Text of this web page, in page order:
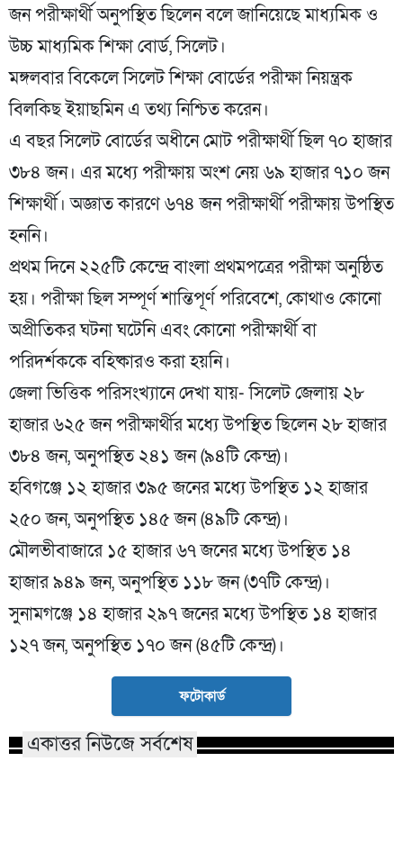
জন পরীক্ষার্থী অনুপস্থিত ছিলেন বলে জানিয়েছে মাধ্যমিক ও
উচ্চ মাধ্যমিক শিক্ষা বোর্ড, সিলেট।
মঙ্গলবার বিকেলে সিলেট শিক্ষা বোর্ডের পরীক্ষা নিয়ন্ত্রক
বিলকিছ ইয়াছমিন এ তথ্য নিশ্চিত করেন।
এ বছর সিলেট বোর্ডের অধীনে মোট পরীক্ষার্থী ছিল ৭০ হাজার
৩৮৪ জন। এর মধ্যে পরীক্ষায় অংশ নেয় ৬৯ হাজার ৭১০ জন
শিক্ষার্থী। অজ্ঞাত কারণে ৬৭৪ জন পরীক্ষার্থী পরীক্ষায় উপস্থিত
হননি।
প্রথম দিনে ২২৫টি কেন্দ্রে বাংলা প্রথমপত্রের পরীক্ষা অনুষ্ঠিত
হয়। পরীক্ষা ছিল সম্পূর্ণ শান্তিপূর্ণ পরিবেশে, কোথাও কোনো
অপ্রীতিকর ঘটনা ঘটেনি এবং কোনো পরীক্ষার্থী বা
পরিদর্শককে বহিষ্কারও করা হয়নি।
জেলা ভিত্তিক পরিসংখ্যানে দেখা যায়- সিলেট জেলায় ২৮
হাজার ৬২৫ জন পরীক্ষার্থীর মধ্যে উপস্থিত ছিলেন ২৮ হাজার
৩৮৪ জন, অনুপস্থিত ২৪১ জন (৯৪টি কেন্দ্র)।
হবিগঞ্জে ১২ হাজার ৩৯৫ জনের মধ্যে উপস্থিত ১২ হাজার
২৫০ জন, অনুপস্থিত ১৪৫ জন (৪৯টি কেন্দ্র)।
মৌলভীবাজারে ১৫ হাজার ৬৭ জনের মধ্যে উপস্থিত ১৪
হাজার ৯৪৯ জন, অনুপস্থিত ১১৮ জন (৩৭টি কেন্দ্র)।
সুনামগঞ্জে ১৪ হাজার ২৯৭ জনের মধ্যে উপস্থিত ১৪ হাজার
১২৭ জন, অনুপস্থিত ১৭০ জন (৪৫টি কেন্দ্র)।
ফটোকার্ড
একাত্তর নিউজে সর্বশেষ